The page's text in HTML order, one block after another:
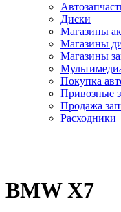
Диски
Магазины
Магазины
Магазины
Покупка
Привозные
Продажа
Расходники
BMW X7